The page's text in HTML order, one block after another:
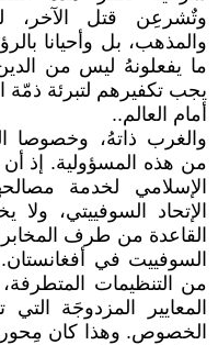
وتٌشرعِن قتل الآخر،
والمذهب، بل وأحيانا
ما يفعلونهُ ليس من
يجب تكفيرهم لتبرئة ذمّة
أمام العالم..
والغرب ذاتهُ، وخصوصا
من هذه المسؤولية. إذ أن
الإسلامي لخدمة
الإتحاد السوفييتي،
القاعدة من طرف
السوفييت في
من التنظيمات
المعايير المزدوجَة
الخصوص. وهذا كان مِحور